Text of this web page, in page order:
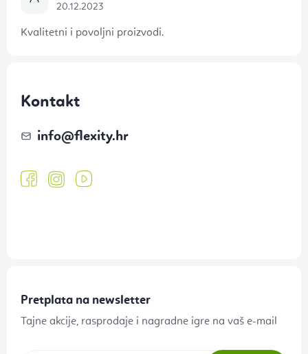
20.12.2023
Kvalitetni i povoljni proizvodi.
Kontakt
info@flexity.hr
Pretplata na newsletter
Tajne akcije, rasprodaje i nagradne igre na vaš e-mail